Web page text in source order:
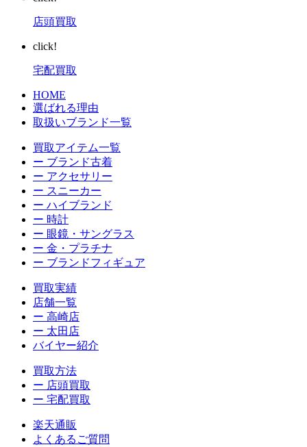
店頭買取
click!
宅配買取
HOME
選ばれる理由
取扱いブランド一覧
買取アイテム一覧
ー ブランド古着
ー アクセサリー
ー スニーカー
ー ハイブランド
ー 時計
ー 眼鏡・サングラス
ー 金・プラチナ
ー ブランドフィギュア
買取実績
店舗一覧
ー 高崎店
ー 太田店
バイヤー紹介
買取方法
ー 店頭買取
ー 宅配買取
楽天通販
よくあるご質問